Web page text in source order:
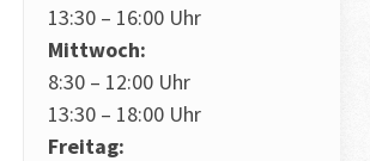
13:30 – 16:00 Uhr
Mittwoch:
8:30 – 12:00 Uhr
13:30 – 18:00 Uhr
Freitag: